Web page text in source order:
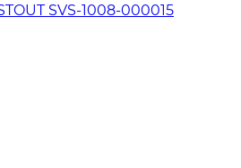
SVS-1008-000015